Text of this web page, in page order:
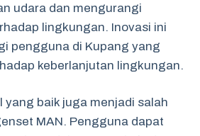
udara dan mengurangi
lingkungan. Inovasi ini
pengguna di Kupang yang
keberlanjutan lingkungan.
yang baik juga menjadi salah
MAN. Pengguna dapat